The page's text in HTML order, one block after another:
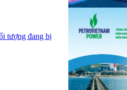
tượng đang bị